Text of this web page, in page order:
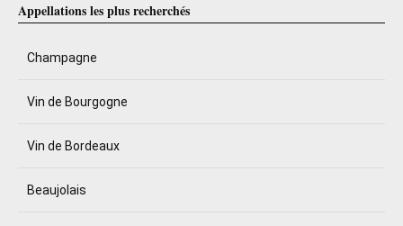
Appellations les plus recherchés
Champagne
Vin de Bourgogne
Vin de Bordeaux
Beaujolais